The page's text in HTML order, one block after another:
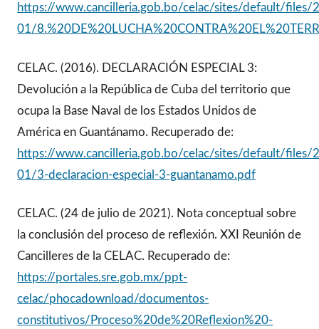
https://www.cancilleria.gob.bo/celac/sites/default/files/
01/
CELAC. (2016). DECLARACIÓN ESPECIAL 3:
Devolución a la República de Cuba del territorio que
ocupa la Base Naval de los Estados Unidos de
América en Guantánamo. Recuperado de:
https://www.cancilleria.gob.bo/celac/sites/default/files/
01/3-declaracion-especial-3-guantanamo.pdf
CELAC. (24 de julio de 2021). Nota conceptual sobre
la conclusión del proceso de reflexión. XXI Reunión de
Cancilleres de la CELAC. Recuperado de:
https://portales.sre.gob.mx/ppt-
celac/phocadownload/documentos-
constitutivos/Proceso%20de%20Reflexion%20-